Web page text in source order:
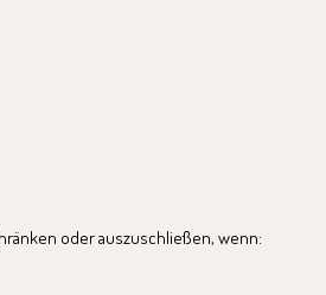
oder auszuschließen, wenn: